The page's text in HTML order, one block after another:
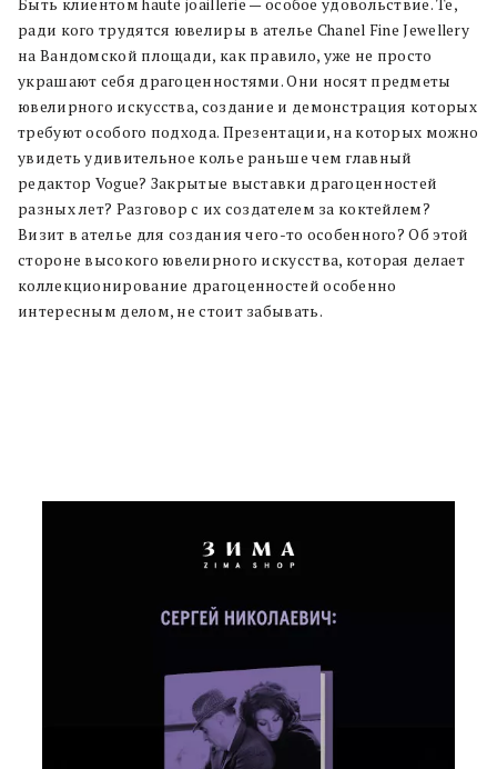
Быть клиентом haute joaillerie — особое удовольствие. Те,
ради кого трудятся ювелиры в ателье Chanel Fine Jewellery
на Вандомской площади, как правило, уже не просто
украшают себя драгоценностями. Они носят предметы
ювелирного искусства, создание и демонстрация которых
требуют особого подхода. Презентации, на которых можно
увидеть удивительное колье раньше чем главный
редактор Vogue? Закрытые выставки драгоценностей
разных лет? Разговор с их создателем за коктейлем?
Визит в ателье для создания чего-то особенного? Об этой
стороне высокого ювелирного искусства, которая делает
коллекционирование драгоценностей особенно
интересным делом, не стоит забывать.